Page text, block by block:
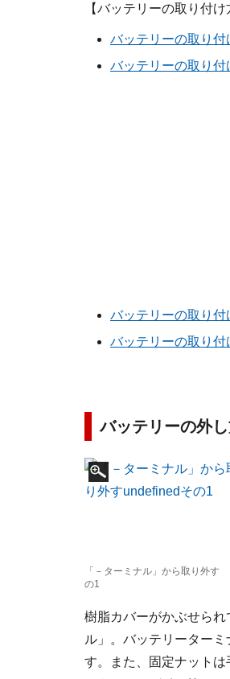
【バッテリーの取り付け
バッテリーの取り
バッテリーの取り
バッテリーの取り
バッテリーの取り
バッテリーの外
「－ターミナル」から取り外す
の1
樹脂カバーがかぶせら
ル」。バッテリーター
す。また、固定ナット